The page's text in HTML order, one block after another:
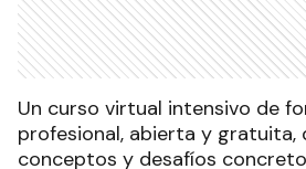
Un curso virtual intensivo de
profesional, abierta y gratuita,
conceptos y desafíos